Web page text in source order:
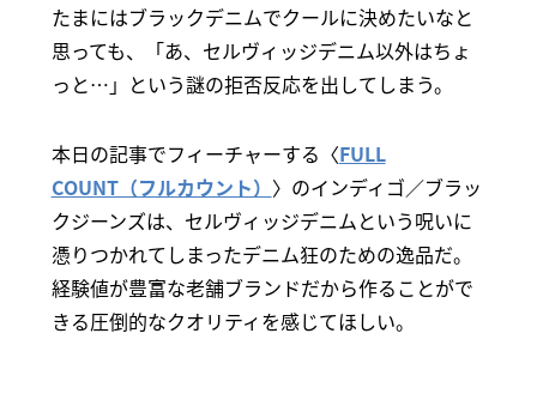
たまにはブラックデニムでクールに決めたいなと
思っても、「あ、セルヴィッジデニム以外はちょ
っと…」という謎の拒否反応を出してしまう。
本日の記事でフィーチャーする〈FULL
COUNT（フルカウント） 〉のインディゴ／ブラッ
クジーンズは、セルヴィッジデニムという呪いに
憑りつかれてしまったデニム狂のための逸品だ。
経験値が豊富な老舗ブランドだから作ることがで
きる圧倒的なクオリティを感じてほしい。